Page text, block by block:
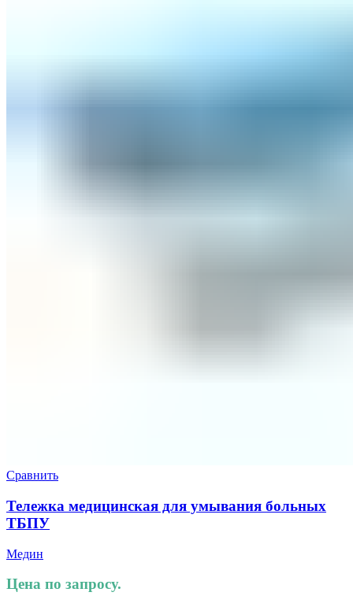
Сравнить
Тележка медицинская для умывания больных
ТБПУ
Медин
Цена по запросу.